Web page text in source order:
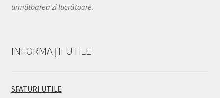
următoarea zi lucrătoare.
INFORMAȚII UTILE
SFATURI UTILE